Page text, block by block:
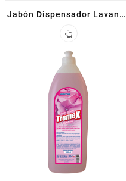
Jabón Dispensador Lavanda
Con Glicerina 1 L